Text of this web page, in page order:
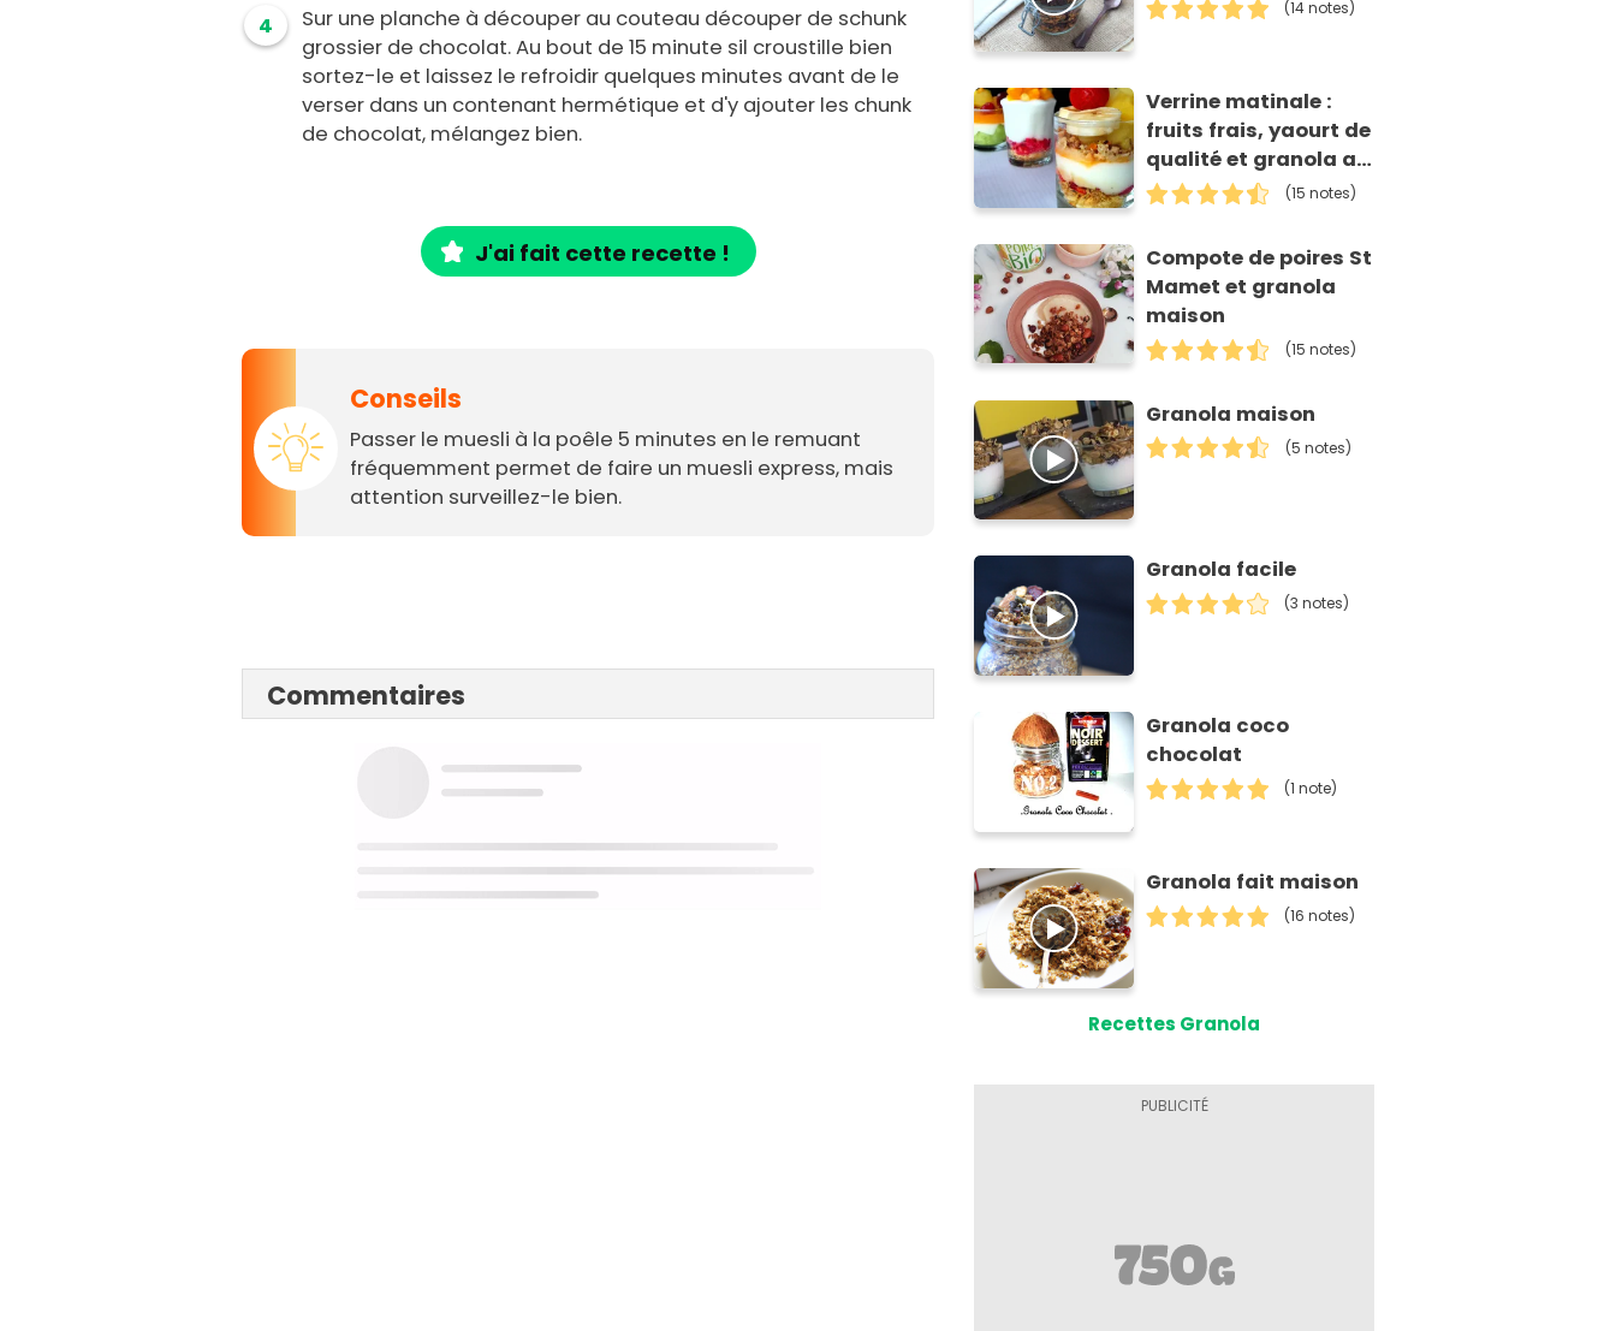
4
Sur une planche à découper au couteau découper de schunk
grossier de chocolat. Au bout de 15 minute sil croustille bien
sortez-le et laissez le refroidir quelques minutes avant de le
verser dans un contenant hermétique et d'y ajouter les chunk
de chocolat, mélangez bien.
J'ai fait cette recette !
Conseils
Passer le muesli à la poêle 5 minutes en le remuant
fréquemment permet de faire un muesli express, mais
attention surveillez-le bien.
Commentaires
(14 notes)
Verrine matinale :
fruits frais, yaourt de
qualité et granola au
choix :
(15 notes)
Compote de poires St
Mamet et granola
maison
(15 notes)
Granola maison
(5 notes)
Granola facile
(3 notes)
Granola coco
chocolat
(1 note)
Granola fait maison
(16 notes)
Recettes Granola